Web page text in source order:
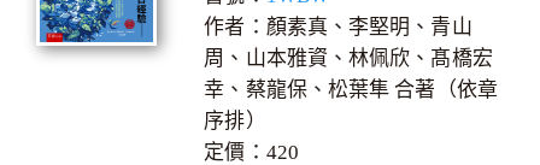
作者：顏素真、李堅明、青山
周、山本雅資、林佩欣、髙橋宏
幸、蔡龍保、松葉隼 合著（依章
序排）
定價：420